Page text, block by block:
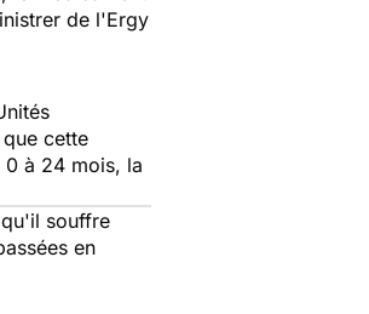
de l'Ergy
cette
0 à 24 mois, la
souffre
en